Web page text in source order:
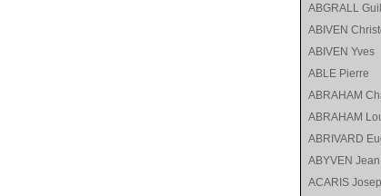
ABGRALL
ABIVEN
ABIVEN Yves
ABLE Pierre
ABRAHAM
ABRAHAM
ABRIVARD
ABYVEN
ACARIS